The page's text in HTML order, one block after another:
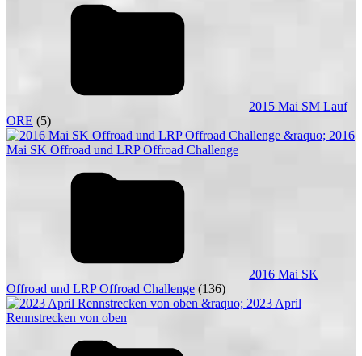
2015 Mai SM Lauf
ORE (5)
2016 Mai SK
Offroad und LRP Offroad Challenge (136)